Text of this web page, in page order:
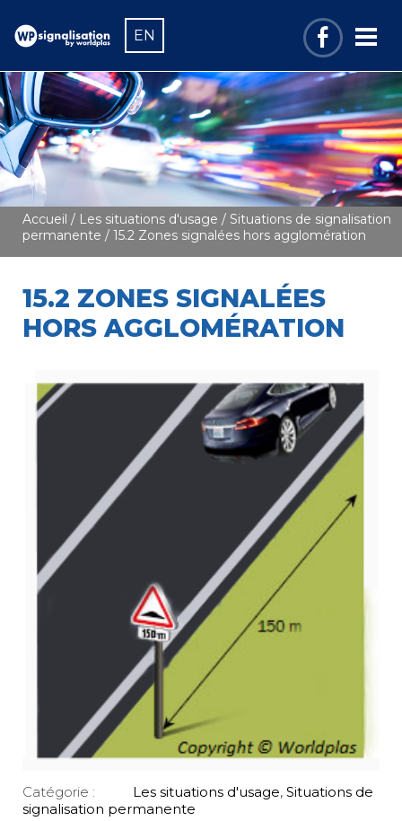
EN
Accueil / Les situations d'usage / Situations de signalisation
permanente / 15.2 Zones signalées hors agglomération
15.2 ZONES SIGNALÉES
HORS AGGLOMÉRATION
Catégorie : Les situations d'usage,Situations de
signalisation permanente